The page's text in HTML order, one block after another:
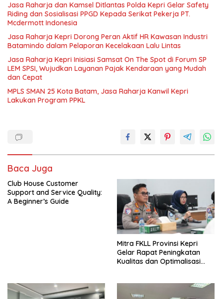
Jasa Raharja dan Kamsel Ditlantas Polda Kepri Gelar Safety
Riding dan Sosialisasi PPGD Kepada Serikat Pekerja PT.
Mcdermott Indonesia
Jasa Raharja Kepri Dorong Peran Aktif HR Kawasan Industri
Batamindo dalam Pelaporan Kecelakaan Lalu Lintas
Jasa Raharja Kepri Inisiasi Samsat On The Spot di Forum SP
LEM SPSI, Wujudkan Layanan Pajak Kendaraan yang Mudah
dan Cepat
MPLS SMAN 25 Kota Batam, Jasa Raharja Kanwil Kepri
Lakukan Program PPKL
Baca Juga
Club House Customer
Support and Service Quality:
A Beginner’s Guide
Mitra FKLL Provinsi Kepri
Gelar Rapat Peningkatan
Kualitas dan Optimalisasi